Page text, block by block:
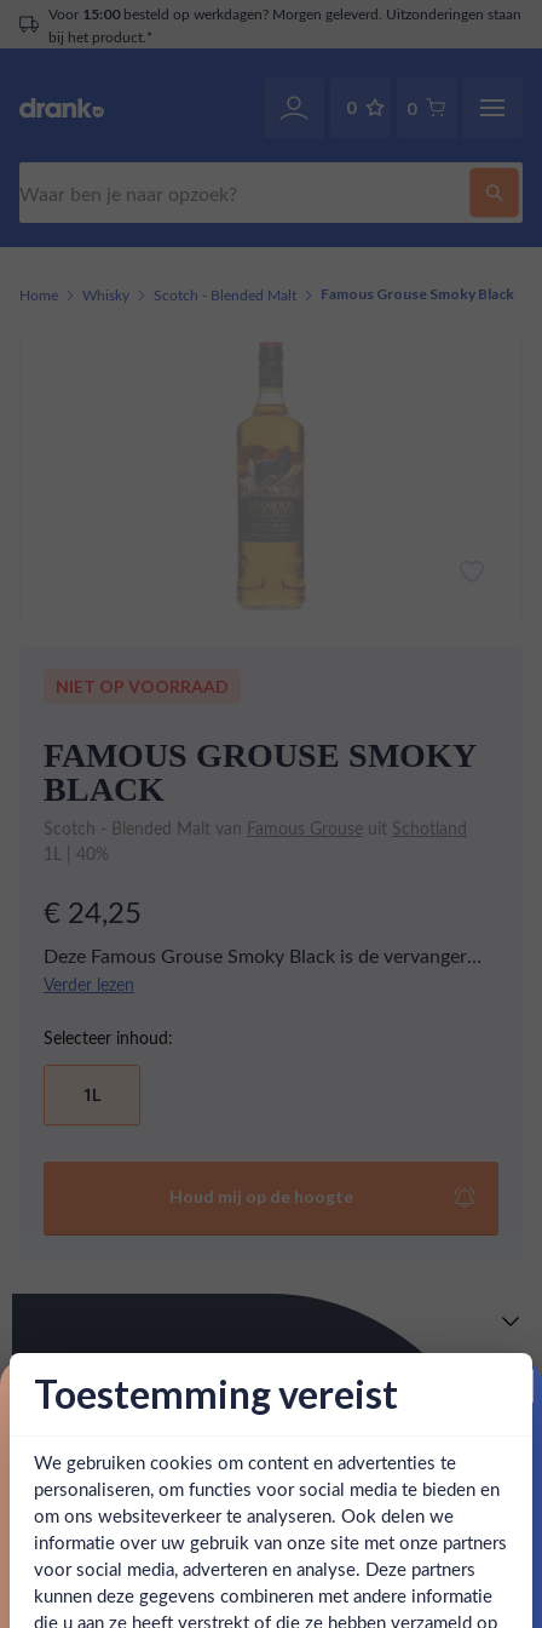
Voor 15:00besteld op werkdagen? Morgen geleverd. Uitzonderingen staan
bij het product.*
0 0
Ben jij 18 jaar of ouder?
Home Whisky Scotch - Blended Malt Famous Grouse Smoky Black
NIET OP VOORRAAD
FAMOUS GROUSE SMOKY
BLACK
Scotch - Blended Malt van Famous Grouse uit Schotland
1L | 40%
€ 24,25
Deze Famous Grouse Smoky Black is de vervanger
van de Black Grouse blend. Het palet is mooi
karamel en kruiden. De afdronk is lang en licht
rokerig.
Verder lezen
Selecteer inhoud:
1L
Houd mij op de hoogte
: voor 15:00, morgen in huis (uitzondering bij
Behulpzameen goed bereikbare klantenservice.
Over Famous Grouse Smoky Black
Black Grouse blend. Het palet is mooi gebalanceerd en
geeft rokerige tonen van turf, karamel en kruiden. De
afdronk is lang en licht rokerig.
SPECIFICATIES
Toestemming vereist
We gebruiken cookies om content en advertenties te
personaliseren, om functies voor social media te bieden en
om ons websiteverkeer te analyseren. Ook delen we
informatie over uw gebruik van onze site met onze partners
voor social media, adverteren en analyse. Deze partners
kunnen deze gegevens combineren met andere informatie
die u aan ze heeft verstrekt of die ze hebben verzameld op
Proost op je eerste korting!
Schrijf je in en ontvang direct 5% korting op je eerste
bestelling.
Email
Claim mijn korting